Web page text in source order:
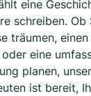
eine
schreiben. Ob
träumen,
eine
planen,
ist bereit,